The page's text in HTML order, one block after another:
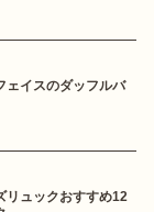
ェイスのダッフルバ
リュックおすすめ12